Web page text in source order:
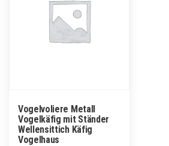
Vogelvoliere Metall
Vogelkäfig mit Ständer
Wellensittich Käfig
Vogelhaus